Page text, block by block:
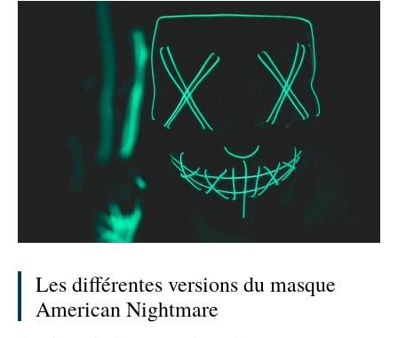
Les différentes versions du masque
American Nightmare